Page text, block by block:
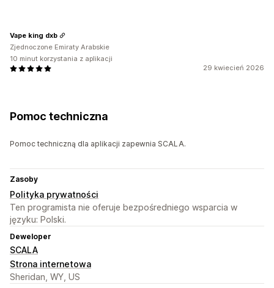
29 kwiecień 2026
Vape king dxb
Zjednoczone Emiraty Arabskie
10 minut korzystania z aplikacji
Pomoc techniczna
Pomoc techniczną dla aplikacji zapewnia SCALA.
Zasoby
Polityka prywatności
Ten programista nie oferuje bezpośredniego wsparcia w
języku: Polski.
Deweloper
SCALA
Strona internetowa
Sheridan, WY, US